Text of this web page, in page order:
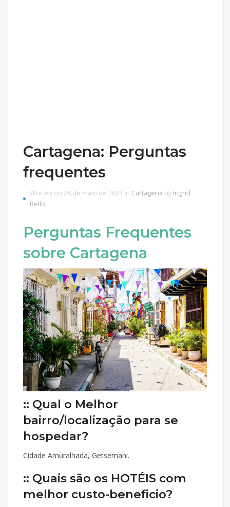
Cartagena: Perguntas
frequentes
Written on 28 de maio de 2024 in Cartagena by Ingrid
Bello
Perguntas Frequentes
sobre Cartagena
:: Qual o Melhor
bairro/localização para se
hospedar?
Cidade Amuralhada, Getsemani.
:: Quais são os HOTÉIS com
melhor custo-beneficio?